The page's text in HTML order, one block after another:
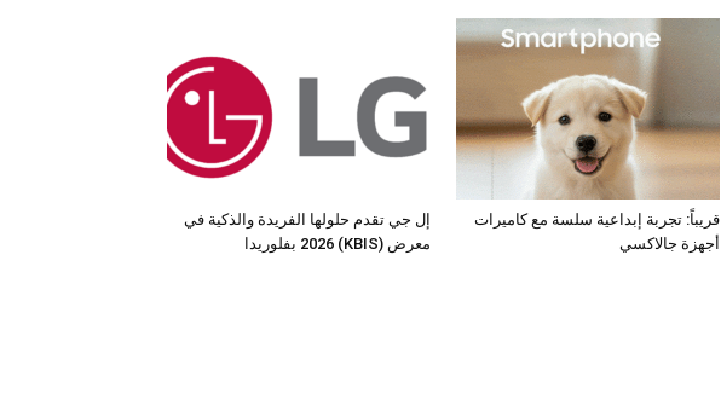
إل جي تقدم حلولها الفريدة والذكية في
معرض (KBIS) 2026 بفلوريدا
قريباً: تجربة إبداعية سلسة مع كاميرات
أجهزة جالاكسي